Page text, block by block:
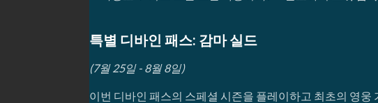
특별 디바인 패스: 감마 실드
(7월 25일 - 8월 8일)
이번 디바인 패스의 스페셜 시즌을 플레이하고 최초의 영